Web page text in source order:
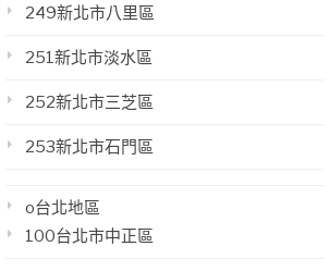
249新北市八里區
251新北市淡水區
252新北市三芝區
253新北市石門區
o台北地區
100台北市中正區